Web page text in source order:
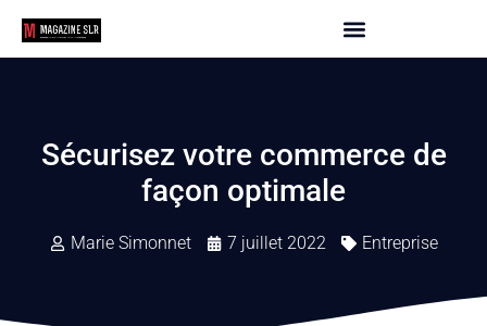
Sécurisez votre commerce de
façon optimale
Marie Simonnet 7 juillet 2022 Entreprise